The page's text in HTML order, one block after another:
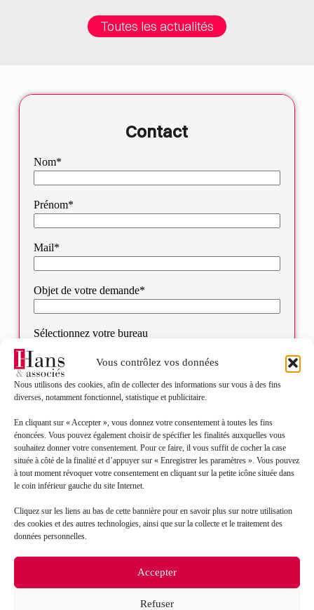
Vous contrôlez vos données
Nous utilisons des cookies, afin de collecter des informations sur vous à des fins
diverses, notamment fonctionnel, statistique et publicitaire.
En cliquant sur « Accepter », vous donnez votre consentement à toutes les fins
énoncées. Vous pouvez également choisir de spécifier les finalités auxquelles vous
souhaitez donner votre consentement. Pour ce faire, il vous suffit de cocher la case
située à côté de la finalité et d’appuyer sur « Enregistrer les paramètres ». Vous pouvez
à tout moment révoquer votre consentement en cliquant sur la petite icône située dans
le coin inférieur gauche du site Internet.
Cliquez sur les liens au bas de cette bannière pour en savoir plus sur notre utilisation
des cookies et des autres technologies, ainsi que sur la collecte et le traitement des
données personnelles.
Accepter
Refuser
Toutes les actualités
Contact
Nom*
Prénom*
Mail*
Objet de votre demande*
Sélectionnez votre bureau
Message*
RGPDJ’accepte que mes données soient traitées en accord
politique de confidentialitéet les
d’utilisations’appliquent.